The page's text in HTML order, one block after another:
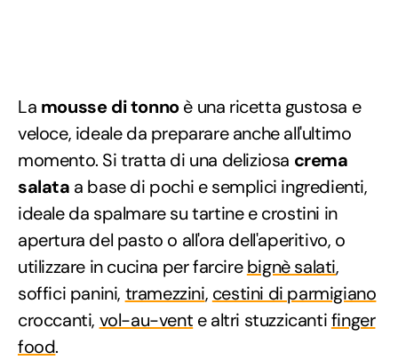
La mousse di tonnoè una ricetta gustosa e
veloce, ideale da preparare anche all'ultimo
momento. Si tratta di una deliziosa crema
salata a base di pochi e semplici ingredienti,
ideale da spalmare su tartine e crostini in
apertura del pasto o all'ora dell'aperitivo, o
utilizzare in cucina per farcirebignè salati,
soffici panini, tramezzini, cestini di parmigiano
croccanti, vol-au-vent e altri stuzzicantifinger
food.